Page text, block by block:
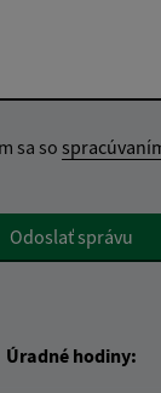
sa so
Odoslať správu
Úradné hodiny: